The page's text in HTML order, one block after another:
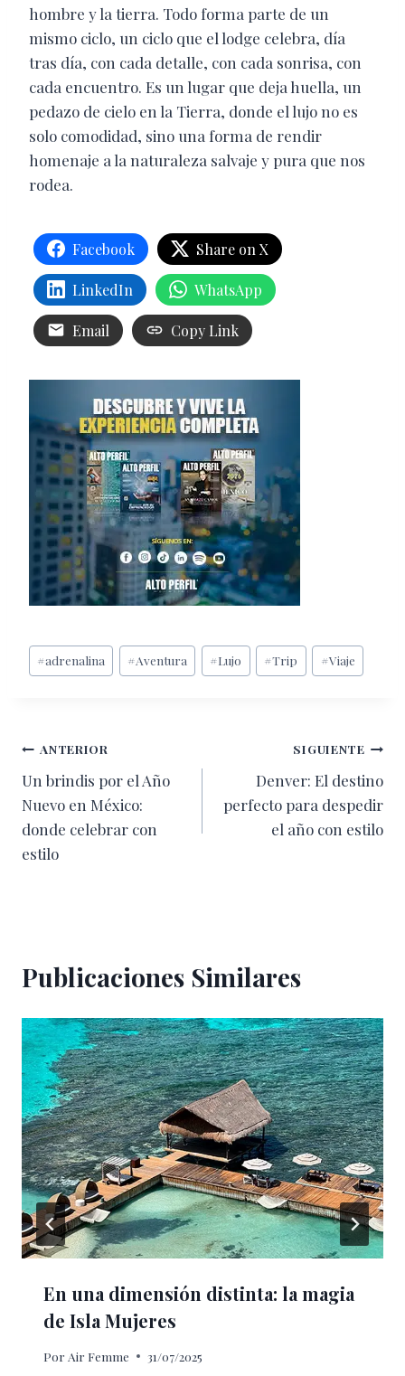
hombre y la tierra. Todo forma parte de un
mismo ciclo, un ciclo que el lodge celebra, día
tras día, con cada detalle, con cada sonrisa, con
cada encuentro. Es un lugar que deja huella, un
pedazo de cielo en la Tierra, donde el lujo no es
solo comodidad, sino una forma de rendir
homenaje a la naturaleza salvaje y pura que nos
rodea.
Facebook Share on X
LinkedIn WhatsApp
Email Copy Link
Etiquetas
de
#adrenalina #Aventura #Lujo #Trip #Viaje
Navegación
de
entradas
ANTERIOR
Un brindis por el Año
Nuevo en México:
donde celebrar con
estilo
SIGUIENTE
Denver: El destino
perfecto para despedir
el año con estilo
Publicaciones Similares
En una dimensión distinta: la magia
de Isla Mujeres
Por Air Femme 31/07/2025